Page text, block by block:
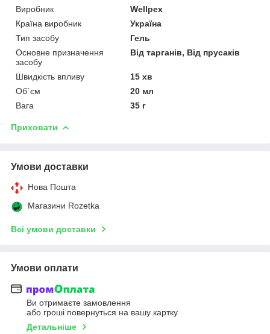
Виробник
Wellpex
Країна виробник
Україна
Тип засобу
Гель
Основне призначення
засобу
Від тарганів, Від прусаків
Швидкість впливу
15 хв
Об`єм
20 мл
Вага
35 г
Приховати
Умови доставки
Нова Пошта
Магазини Rozetka
Всі умови доставки
Умови оплати
Ви отримаєте замовлення
або гроші повернуться на вашу картку
Детальніше